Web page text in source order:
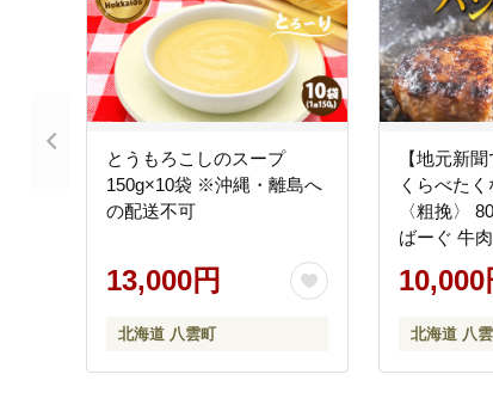
とうもろこしのスープ
150g×10袋 ※沖縄・離島へ
の配送不可
13,000円
北海道 八雲町
【地元新
くらべた
〈粗挽〉
ばーぐ 牛
ク 冷凍 簡
北海道 冷
ず 調理 簡単
湾 八雲町 北海
10,000
北海道 八